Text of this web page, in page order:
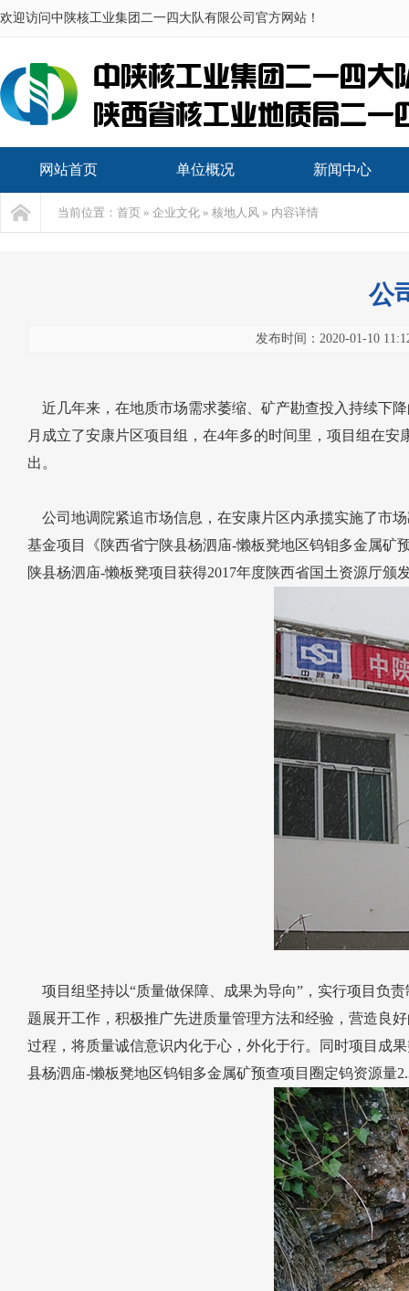
欢迎访问中陕核工业集团二一四大队有限公司官方网站！
网站首页 单位概况 新闻中心
当前位置：首页 » 企业文化 » 核地人风 » 内容详情
公
发布时间：2020-01-10
近几年来，在地质市场需求萎缩、矿产勘查投入持续下
月成立了安康片区项目组，在4年多的时间里，项目组在
出。
公司地调院紧追市场信息，在安康片区内承揽实施了市
基金项目《陕西省宁陕县杨泗庙-懒板凳地区钨钼多金属矿
陕县杨泗庙-懒板凳项目获得2017年度陕西省国土资源厅
项目组坚持以“质量做保障、成果为导向”，实行项目负
题展开工作，积极推广先进质量管理方法和经验，营造良
过程，将质量诚信意识内化于心，外化于行。同时项目成
县杨泗庙-懒板凳地区钨钼多金属矿预查项目圈定钨资源量